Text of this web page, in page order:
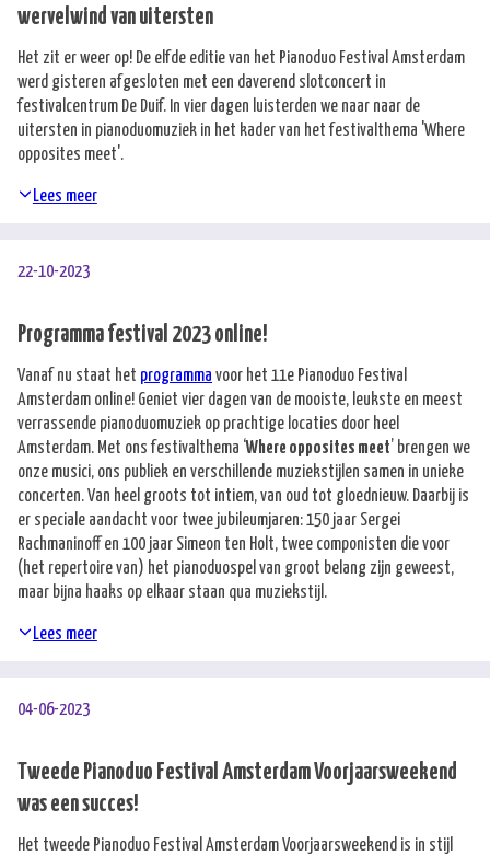
wervelwind van uitersten
Het zit er weer op! De elfde editie van het Pianoduo Festival Amsterdam
werd gisteren afgesloten met een daverend slotconcert in
festivalcentrum De Duif. In vier dagen luisterden we naar naar de
uitersten in pianoduomuziek in het kader van het festivalthema 'Where
opposites meet'.
Lees meer
22-10-2023
Programma festival 2023 online!
Vanaf nu staat het programma voor het 11e Pianoduo Festival
Amsterdam online! Geniet vier dagen van de mooiste, leukste en meest
verrassende pianoduomuziek op prachtige locaties door heel
Amsterdam. Met ons festivalthema ‘Where opposites meet’ brengen we
onze musici, ons publiek en verschillende muziekstijlen samen in unieke
concerten. Van heel groots tot intiem, van oud tot gloednieuw. Daarbij is
er speciale aandacht voor twee jubileumjaren: 150 jaar Sergei
Rachmaninoff en 100 jaar Simeon ten Holt, twee componisten die voor
(het repertoire van) het pianoduospel van groot belang zijn geweest,
maar bijna haaks op elkaar staan qua muziekstijl.
Lees meer
04-06-2023
Tweede Pianoduo Festival Amsterdam Voorjaarsweekend
was een succes!
Het tweede Pianoduo Festival Amsterdam Voorjaarsweekend is in stijl